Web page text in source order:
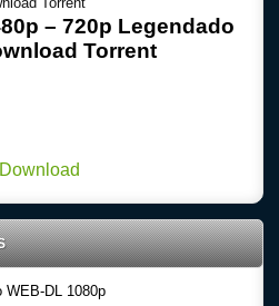
– 720p Legendado
Torrent
WEB-DL 1080p